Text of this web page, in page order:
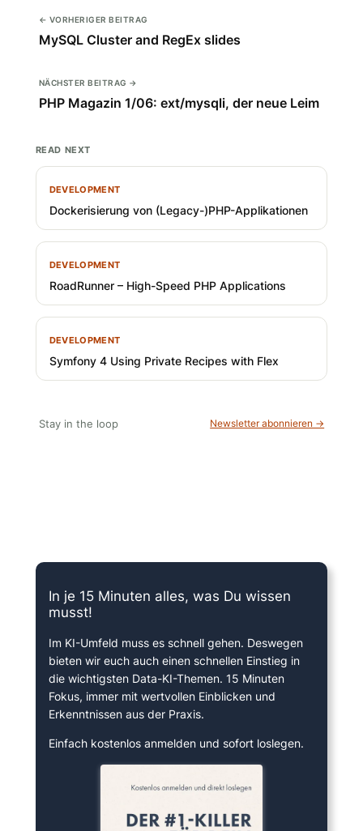
← VORHERIGER BEITRAG
MySQL Cluster and RegEx slides
NÄCHSTER BEITRAG →
PHP Magazin 1/06: ext/mysqli, der neue Leim
READ NEXT
DEVELOPMENT
Dockerisierung von (Legacy-)PHP-Applikationen
DEVELOPMENT
RoadRunner – High-Speed PHP Applications
DEVELOPMENT
Symfony 4 Using Private Recipes with Flex
Stay in the loop Newsletter abonnieren →
In je 15 Minuten alles, was Du wissen
musst!
Im KI-Umfeld muss es schnell gehen. Deswegen
bieten wir euch auch einen schnellen Einstieg in
die wichtigsten Data-KI-Themen. 15 Minuten
Fokus, immer mit wertvollen Einblicken und
Erkenntnissen aus der Praxis.
Einfach kostenlos anmelden und sofort loslegen.